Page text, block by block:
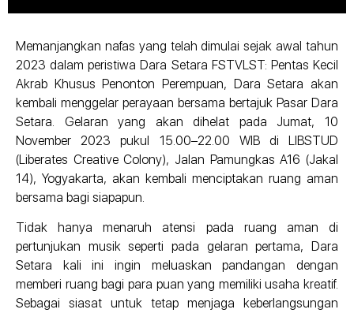
Memanjangkan nafas yang telah dimulai sejak awal tahun
2023 dalam peristiwa Dara Setara FSTVLST: Pentas Kecil
Akrab Khusus Penonton Perempuan, Dara Setara akan
kembali menggelar perayaan bersama bertajuk Pasar Dara
Setara. Gelaran yang akan dihelat pada Jumat, 10
November 2023 pukul 15.00–22.00 WIB di LIBSTUD
(Liberates Creative Colony), Jalan Pamungkas A16 (Jakal
14), Yogyakarta, akan kembali menciptakan ruang aman
bersama bagi siapapun.
Tidak hanya menaruh atensi pada ruang aman di
pertunjukan musik seperti pada gelaran pertama, Dara
Setara kali ini ingin meluaskan pandangan dengan
memberi ruang bagi para puan yang memiliki usaha kreatif.
Sebagai siasat untuk tetap menjaga keberlangsungan